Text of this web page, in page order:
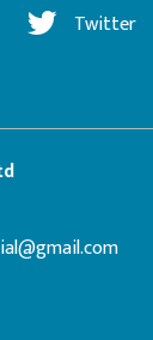
Twitter